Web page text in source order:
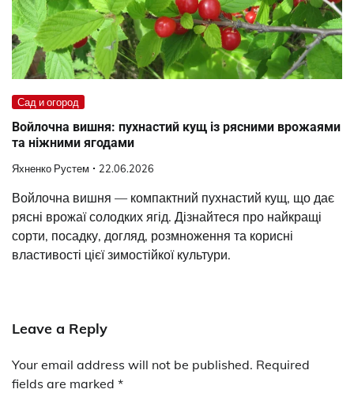
Сад и огород
Войлочна вишня: пухнастий кущ із рясними врожаями
та ніжними ягодами
Яхненко Рустем 22.06.2026
Войлочна вишня — компактний пухнастий кущ, що дає
рясні врожаї солодких ягід. Дізнайтеся про найкращі
сорти, посадку, догляд, розмноження та корисні
властивості цієї зимостійкої культури.
Leave a Reply
Your email address will not be published. Required
fields are marked *